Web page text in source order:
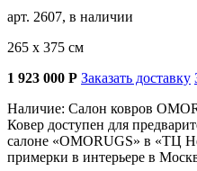
арт. 2607, в наличии
265 х 375 см
1 923 000 Р Заказать доставку
Наличие: Салон ковров
Ковер доступен для
салоне «OMORUGS» в «ТЦ
примерки в интерьере в